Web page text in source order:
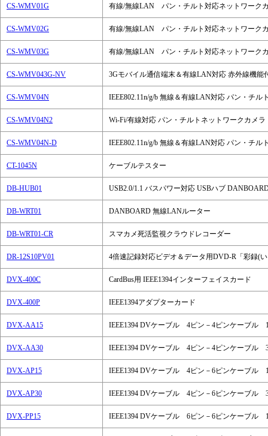
CS-WMV01G 有線/無線LAN パン・チルト対応ネットワーク
CS-WMV02G 有線/無線LAN パン・チルト対応ネットワーク
CS-WMV03G 有線/無線LAN パン・チルト対応ネットワーク
CS-WMV043G-NV 3Gモバイル通信端末＆有線LAN対応 赤外線機能
CS-WMV04N IEEE802.11n/g/b 無線＆有線LAN対応 パン・チル
CS-WMV04N2 Wi-Fi/有線対応 パン・チルトネットワークカメラ
CS-WMV04N-D IEEE802.11n/g/b 無線＆有線LAN対応 パン・チ
CT-1045N ケーブルテスター
DB-HUB01 USB2.0/1.1 バスパワー対応 USBハブ
DB-WRT01 DANBOARD 無線LANルーター
DB-WRT01-CR スマカメ死活監視クラウドレコーダー
DR-12S10PV01 4倍速記録対応ビデオ＆データ用DVD-R「彩録(
DVX-400C CardBus用 IEEE1394インターフェイスカード
DVX-400P IEEE1394アダプターカード
DVX-AA15 IEEE1394 DVケーブル 4ピン－4ピンケーブル
DVX-AA30 IEEE1394 DVケーブル 4ピン－4ピンケーブル
DVX-AP15 IEEE1394 DVケーブル 4ピン－6ピンケーブル
DVX-AP30 IEEE1394 DVケーブル 4ピン－6ピンケーブル
DVX-PP15 IEEE1394 DVケーブル 6ピン－6ピンケーブル